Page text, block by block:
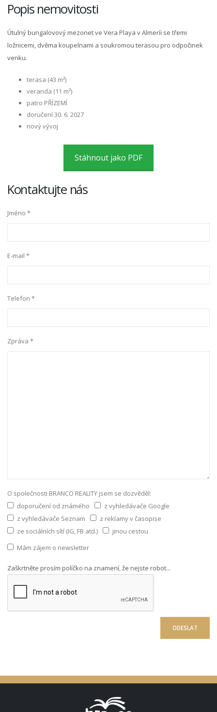
Popis nemovitosti
Útulný bungalovový mezonet ve Vera Playa v Almeríi se třemi
ložnicemi, dvěma koupelnami a soukromou terasou pro odpočinek
venku.
terasa (43 m²)
veranda (11 m²)
patro PŘÍZEMÍ
doručení 30. 6. 2027
nový vývoj
Stáhnout jako PDF
Kontaktujte nás
Jméno *
E-mail *
Telefon *
Zpráva *
O společnosti BRANCO REALITY jsem se dozvěděl:
doporučení od známého
z vyhledávače Google
z vyhledávače Seznam
z reklamy v časopise
ze sociálních sítí (IG, FB atd.)
jinou cestou
Mám zájem o newsletter
Zaškrtněte prosím políčko na znamení, že nejste robot...
ODESLAT